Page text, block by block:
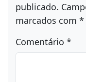
O seu endereço
publicado.
Comentário*